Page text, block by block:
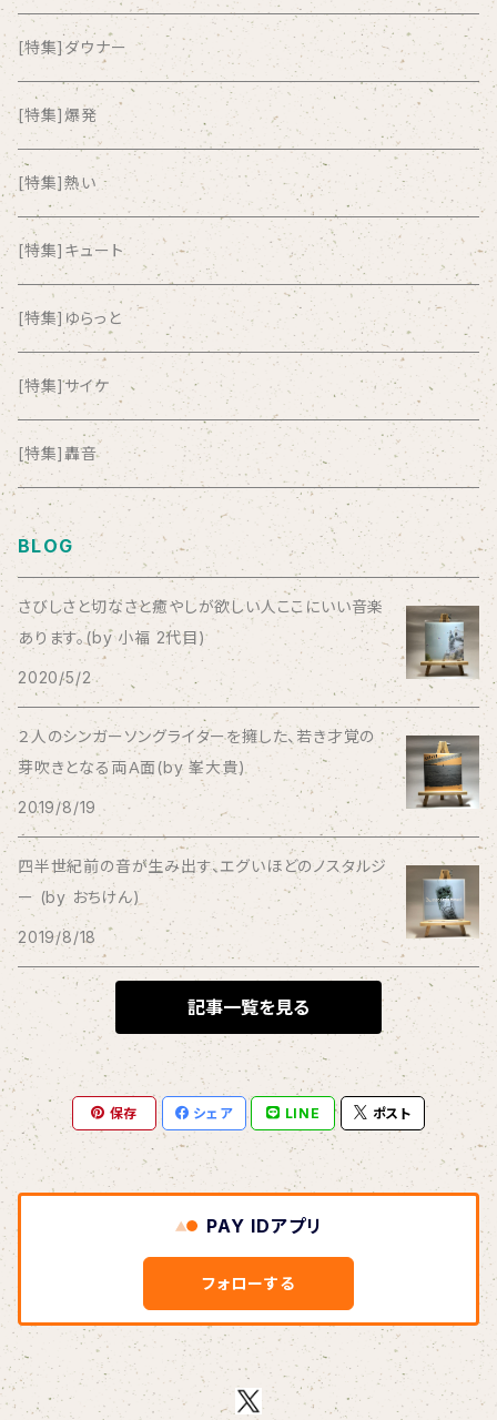
all about paradise
ALL ITEM 10 TIMES
Amia Calva
Amsterdamned
ANYO
And Summer Club
anticlockwise
Aysula
Bad Operation
Bagus!
BBBBBBB
The BEG
The Beths
THE BLACK SHANSONS
BLONDnewHALF
Blondy
BOAR HUNTER
bud&harbor
Bulbs Of Passion
B玉
Calme Adiction
[特集]ダウナー
[特集]爆発
[特集]熱い
[特集]キュート
[特集]ゆらっと
[特集]サイケ
[特集]轟音
BLOG
さびしさと切なさと癒やしが欲しい人ここにいい音楽
あります。(by 小福 2代目)
2020/5/2
２人のシンガーソングライターを擁した、若き才覚の
芽吹きとなる両Ａ面(by 峯大貴)
2019/8/19
四半世紀前の音が生み出す、エグいほどのノスタルジ
ー (by おちけん)
2019/8/18
記事一覧を見る
保存 シェア LINE ポスト
PAY IDアプリ
フォローする